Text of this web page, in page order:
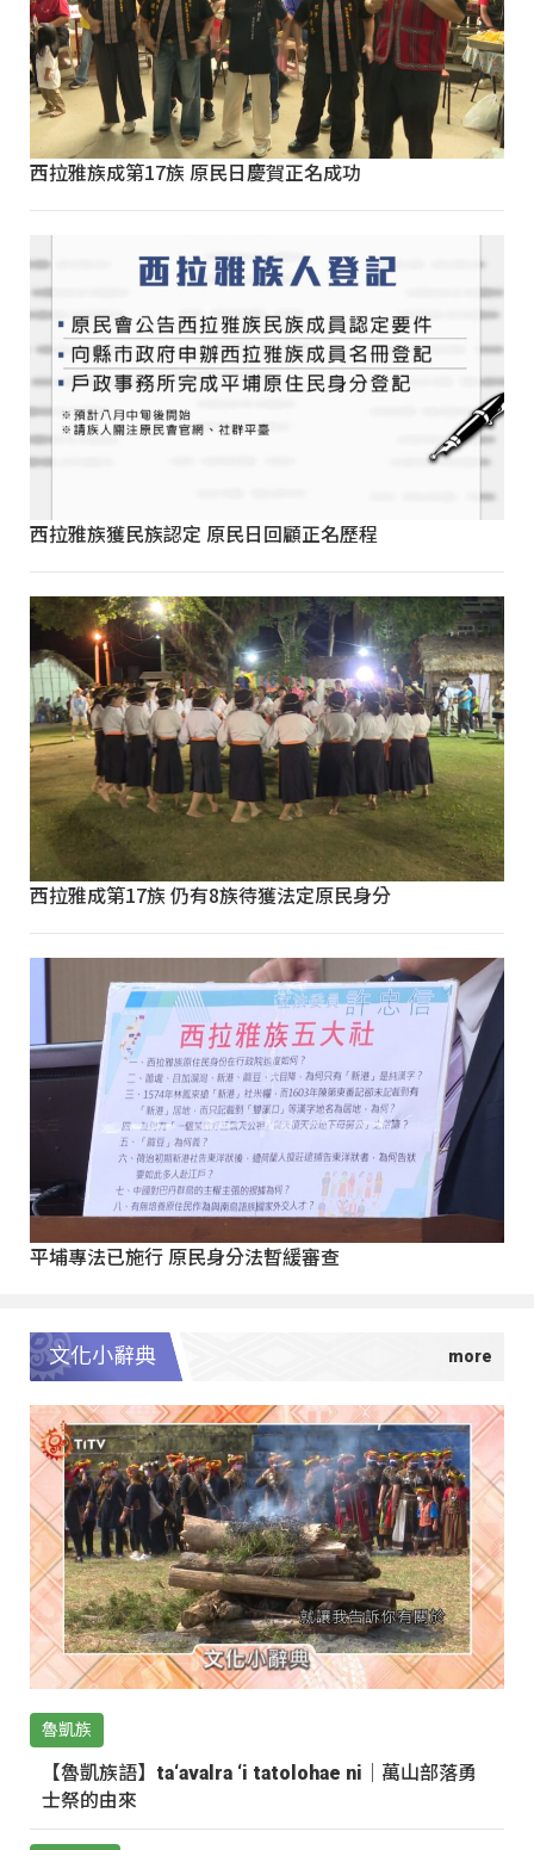
西拉雅族成第17族 原民日慶賀正名成功
西拉雅族獲民族認定 原民日回顧正名歷程
西拉雅成第17族 仍有8族待獲法定原民身分
平埔專法已施行 原民身分法暫緩審查
文化小辭典
魯凱族
【魯凱族語】ta‘avalra ‘i tatolohae ni｜萬山部落勇
士祭的由來